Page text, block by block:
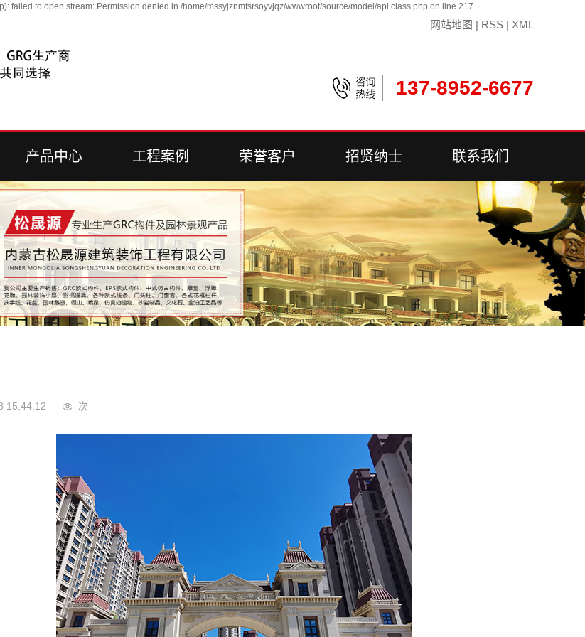
failed to open stream: Permission denied in /home/mssyjznmfsrsoyvjqz/wwwroot/source/model/api.class.php on line 217
网站地图 | RSS | XML
137-8952-6677
产品中心
EPS
GRC
艺术围栏
雕塑系列
浮雕系列
古建装饰系列
工程案例
工程案例
荣誉客户 招贤纳士 联系我们
联系我们
15:44:12 次